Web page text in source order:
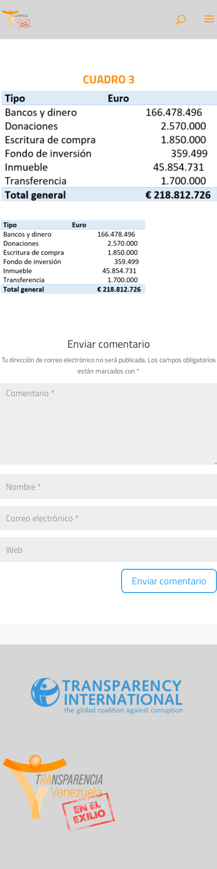
CUADRO 3
Enviar comentario
Tu dirección de correo electrónico no será publicada. Los campos obligatorios
están marcados con *